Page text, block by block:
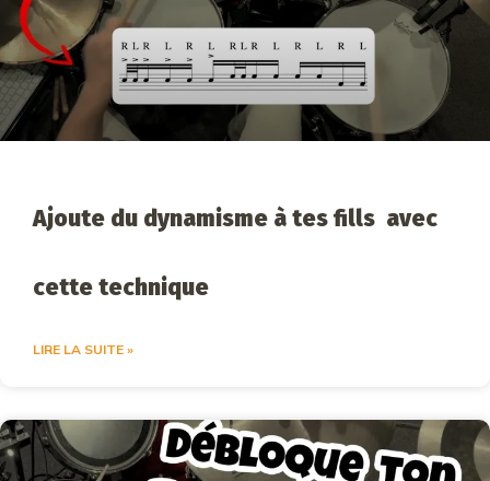
Ajoute du dynamisme à tes fills avec
cette technique
LIRE LA SUITE »